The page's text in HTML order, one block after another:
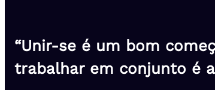
“Unir-se é um bom
trabalhar em conjunto é